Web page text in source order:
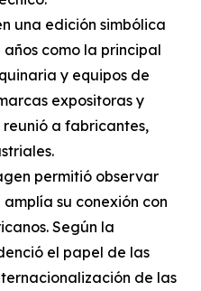
una edición simbólica
años como la principal
y equipos de
expositoras y
reunió a fabricantes,
permitió observar
su conexión con
Según la
el papel de las
de las